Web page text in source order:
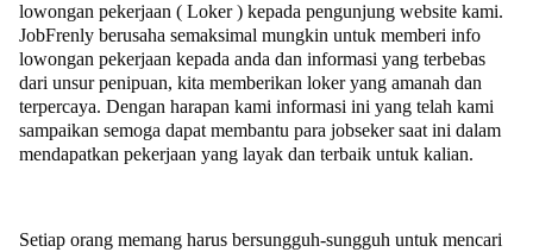
lowongan pekerjaan ( Loker ) kepada pengunjung website kami.
JobFrenly berusaha semaksimal mungkin untuk memberi info
lowongan pekerjaan kepada anda dan informasi yang terbebas
dari unsur penipuan, kita memberikan loker yang amanah dan
terpercaya. Dengan harapan kami informasi ini yang telah kami
sampaikan semoga dapat membantu para jobseker saat ini dalam
mendapatkan pekerjaan yang layak dan terbaik untuk kalian.
Setiap orang memang harus bersungguh-sungguh untuk mencari